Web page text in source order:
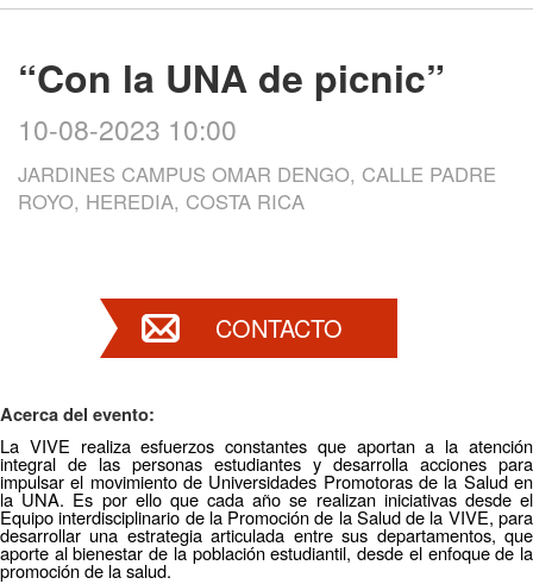
“Con la UNA de picnic”
10-08-2023 10:00
JARDINES CAMPUS OMAR DENGO, CALLE PADRE
ROYO, HEREDIA, COSTA RICA
CONTACTO
Acerca del evento:
La VIVE realiza esfuerzos constantes que aportan a la atención
integral de las personas estudiantes y desarrolla acciones para
impulsar el movimiento de Universidades Promotoras de la Salud en
la UNA. Es por ello que cada año se realizan iniciativas desde el
Equipo interdisciplinario de la Promoción de la Salud de la VIVE, para
desarrollar una estrategia articulada entre sus departamentos, que
aporte al bienestar de la población estudiantil, desde el enfoque de la
promoción de la salud.